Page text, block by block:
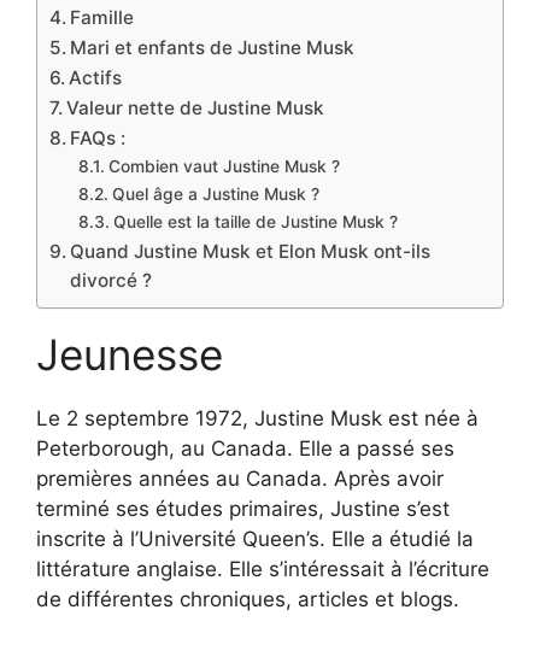
Famille
Mari et enfants de Justine Musk
Actifs
Valeur nette de Justine Musk
FAQs :
Combien vaut Justine Musk ?
Quel âge a Justine Musk ?
Quelle est la taille de Justine Musk ?
Quand Justine Musk et Elon Musk ont-ils
divorcé ?
Jeunesse
Le 2 septembre 1972, Justine Musk est née à
Peterborough, au Canada. Elle a passé ses
premières années au Canada. Après avoir
terminé ses études primaires, Justine s’est
inscrite à l’Université Queen’s. Elle a étudié la
littérature anglaise. Elle s’intéressait à l’écriture
de différentes chroniques, articles et blogs.